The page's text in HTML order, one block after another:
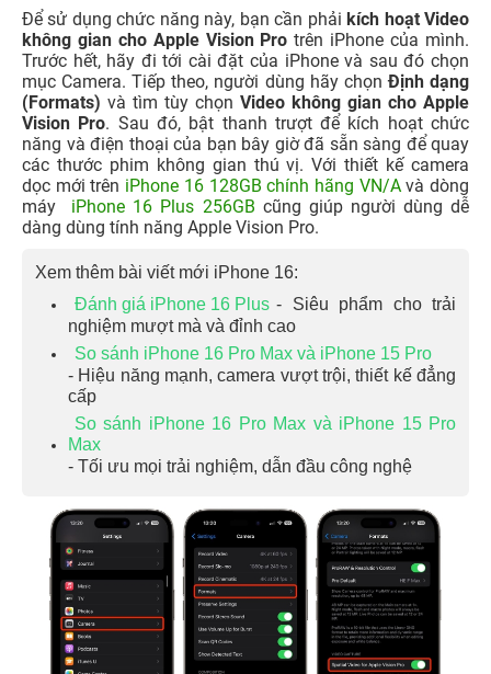
Để sử dụng chức năng này, bạn cần phảikích hoạt Video
không gian cho ‌Apple Vision Pro‌ trên iPhone của mình.
Trước hết, hãy đi tới cài đặt của iPhone và sau đó chọn
mục Camera. Tiếp theo, người dùng hãy chọnĐịnh dạng
(Formats) và tìm tùy chọn Video không gian cho ‌Apple
Vision Pro. Sau đó, bật thanh trượt để kích hoạt chức
năng và điện thoại của bạn bây giờ đã sẵn sàng để quay
các thước phim không gian thú vị. Với thiết kế camera
dọc mới trên iPhone 16 128GB chính hãng VN/Avà dòng
máy
iPhone 16 Plus 256GB cũng giúp người dùng dễ
dàng dùng tính năng Apple Vision Pro.
Xem thêm bài viết mới iPhone 16:
Đánh giá iPhone 16 Plus - Siêu phẩm cho trải
nghiệm mượt mà và đỉnh cao
So sánh iPhone 16 Pro Max và iPhone 15 Pro
- Hiệu năng mạnh, camera vượt trội, thiết kế đẳng
cấp
So sánh iPhone 16 Pro Max và iPhone 15 Pro
Max
- Tối ưu mọi trải nghiệm, dẫn đầu công nghệ